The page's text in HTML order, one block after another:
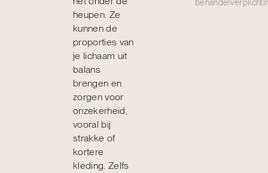
heupen. Ze
kunnen de
proporties van
je lichaam uit
balans
brengen en
zorgen voor
onzekerheid,
vooral bij
strakke of
kortere
kleding. Zelfs